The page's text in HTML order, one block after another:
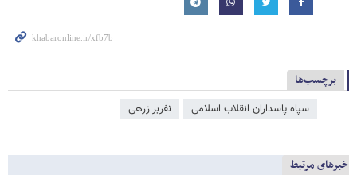
برچسب‌ها
سپاه پاسداران انقلاب اسلامی نفربر زرهی
خبرهای مرتبط